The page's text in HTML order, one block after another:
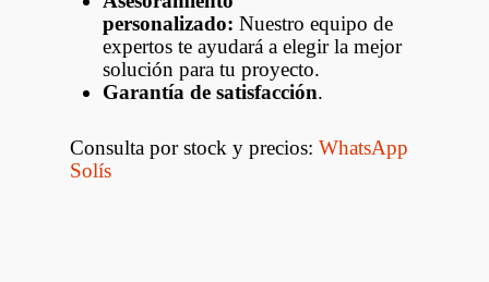
personalizado: Nuestro equipo de
expertos te ayudará a elegir la mejor
solución para tu proyecto.
Garantía de satisfacción.
Consulta por stock y precios: WhatsApp
Solís